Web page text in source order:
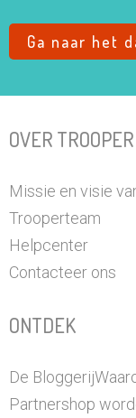
Ga naar het
OVER TROOPER
Missie en visie
Trooperteam
Helpcenter
Contacteer ons
ONTDEK
De Bloggerij
Partnershop